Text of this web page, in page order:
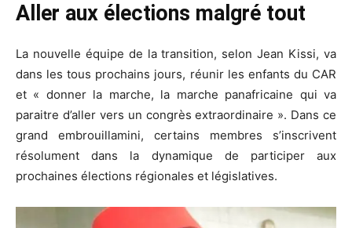
Aller aux élections malgré tout
La nouvelle équipe de la transition, selon Jean Kissi, va
dans les tous prochains jours, réunir les enfants du CAR
et « donner la marche, la marche panafricaine qui va
paraitre d’aller vers un congrès extraordinaire ». Dans ce
grand embrouillamini, certains membres s’inscrivent
résolument dans la dynamique de participer aux
prochaines élections régionales et législatives.